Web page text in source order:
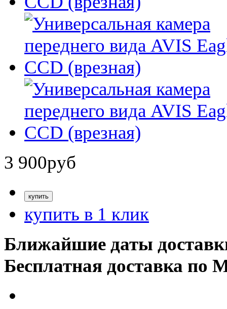
3 900руб
купить в 1 клик
Ближайшие даты
Бесплатная доставка по